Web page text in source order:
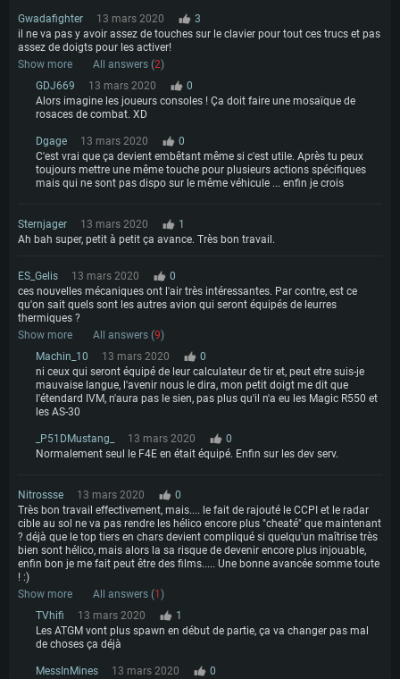
Gwadafighter 13 mars 2020
3
il ne va pas y avoir assez de touches sur le clavier pour tout ces trucs et pas
assez de doigts pour les activer!
Show more
All answers (2)
GDJ669
13 mars 2020
0
Alors imagine les joueurs consoles ! Ça doit faire une mosaïque de
rosaces de combat. XD
Dgage 13 mars 2020
0
C'est vrai que ça devient embêtant même si c'est utile. Après tu peux
toujours mettre une même touche pour plusieurs actions spécifiques
mais qui ne sont pas dispo sur le même véhicule ... enfin je crois
Sternjager 13 mars 2020
1
Ah bah super, petit à petit ça avance. Très bon travail.
ES_Gelis 13 mars 2020
0
ces nouvelles mécaniques ont l'air très intéressantes. Par contre, est ce
qu'on sait quels sont les autres avion qui seront équipés de leurres
thermiques ?
Show more
All answers (9)
Machin_10
13 mars 2020
0
ni ceux qui seront équipé de leur calculateur de tir et, peut etre suis-je
mauvaise langue, l'avenir nous le dira, mon petit doigt me dit que
l'étendard IVM, n'aura pas le sien, pas plus qu'il n'a eu les Magic R550 et
les AS-30
_P51DMustang_ 13 mars 2020
0
Normalement seul le F4E en était équipé. Enfin sur les dev serv.
Nitrossse 13 mars 2020
0
Très bon travail effectivement, mais.... le fait de rajouté le CCPI et le radar
cible au sol ne va pas rendre les hélico encore plus "cheaté" que maintenant
? déjà que le top tiers en chars devient compliqué si quelqu'un maîtrise très
bien sont hélico, mais alors la sa risque de devenir encore plus injouable,
enfin bon je me fait peut être des films..... Une bonne avancée somme toute
! :)
Show more
All answers (1 )
TVhifi
13 mars 2020
1
Les ATGM vont plus spawn en début de partie, ça va changer pas mal
de choses ça déjà
MessInMines 13 mars 2020
0